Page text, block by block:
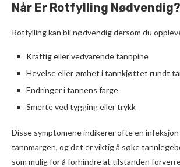
Når Er Rotfylling Nødvendig?
Rotfylling kan bli nødvendig dersom du
Kraftig eller vedvarende tannpine
Hevelse eller ømhet i tannkjøttet rundt
Endringer i tannens farge
Smerte ved tygging eller trykk
Disse symptomene indikerer ofte en
tannmargen, og det er viktig å søke
som mulig for å forhindre at tilstanden